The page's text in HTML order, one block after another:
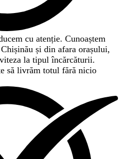
cu atenție. Cunoaștem
și din afara orașului,
la tipul încărcăturii.
să livrăm totul fără nicio